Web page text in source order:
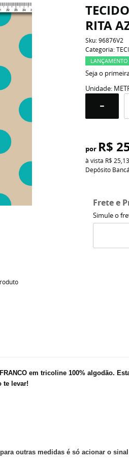
RITA
Sku:96876V2
Categoria:
LANÇAMENTO
Seja o
Unidade:
por R$
à vista R$ 25,13
Depósito
Frete e
Simule o
em tricoline 100% algodão.
te levar!
outras medidas é só acionar o